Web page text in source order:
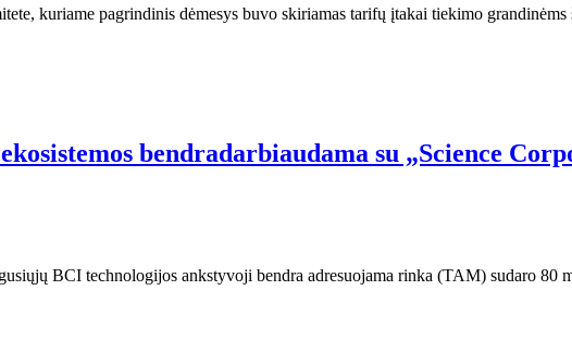
kuriame pagrindinis dėmesys buvo skiriamas tarifų įtakai tiekimo
bendradarbiaudama su „Science
BCI technologijos ankstyvoji bendra adresuojama rinka (TAM) sudaro